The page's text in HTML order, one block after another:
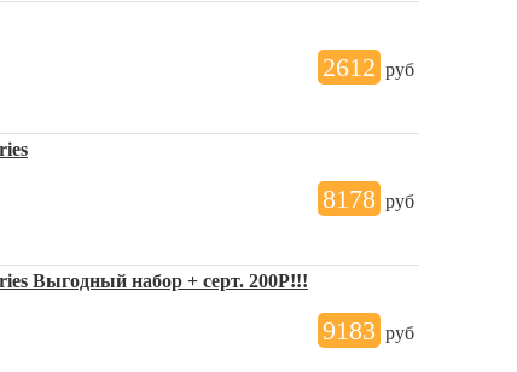
2612 руб
8178 руб
Выгодный набор + серт. 200Р!!!
9183 руб